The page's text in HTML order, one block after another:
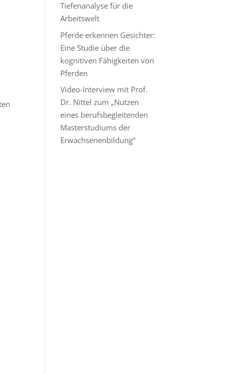
Tiefenanalyse für die
Arbeitswelt
Pferde erkennen Gesichter:
Eine Studie über die
kognitiven Fähigkeiten von
Pferden
Video-Interview mit Prof.
Dr. Nittel zum „Nutzen
eines berufsbegleitenden
Masterstudiums der
Erwachsenenbildung“